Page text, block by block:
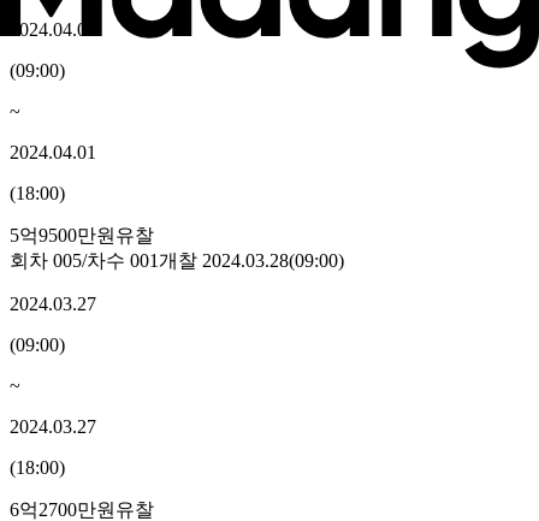
2024.04.01
(09:00)
~
2024.04.01
(18:00)
5억9500만원 유찰
회차 005/차수 001개찰 2024.03.28(09:00)
2024.03.27
(09:00)
~
2024.03.27
(18:00)
6억2700만원 유찰